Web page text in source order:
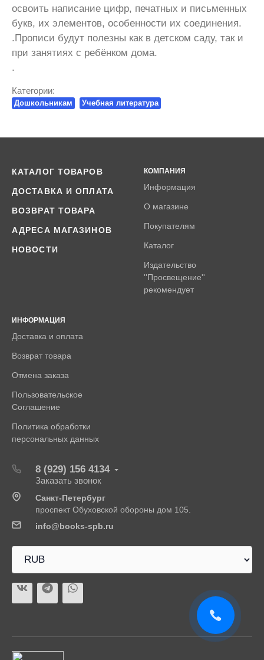
освоить написание цифр, печатных и письменных
букв, их элементов, особенности их соединения.
.Прописи будут полезны как в детском саду, так и
при занятиях с ребёнком дома.
.
Категории:
Дошкольникам Учебная литература
КАТАЛОГ ТОВАРОВ
ДОСТАВКА И ОПЛАТА
ВОЗВРАТ ТОВАРА
АДРЕСА МАГАЗИНОВ
НОВОСТИ
КОМПАНИЯ
Информация
О магазине
Покупателям
Каталог
Издательство
''Просвещение''
рекомендует
ИНФОРМАЦИЯ
Доставка и оплата
Возврат товара
Отмена заказа
Пользовательское
Соглашение
Политика обработки
персональных данных
8 (929) 156 4134
Заказать звонок
Санкт-Петербург
проспект Обуховской обороны дом 105.
info@books-spb.ru